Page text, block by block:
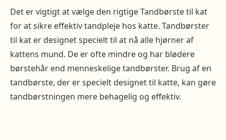
Det er vigtigt at vælge den rigtige Tandbørste til kat
for at sikre effektiv tandpleje hos katte. Tandbørster
til kat er designet specielt til at nå alle hjørner af
kattens mund. De er ofte mindre og har blødere
børstehår end menneskelige tandbørster. Brug af en
tandbørste, der er specielt designet til katte, kan gøre
tandbørstningen mere behagelig og effektiv.